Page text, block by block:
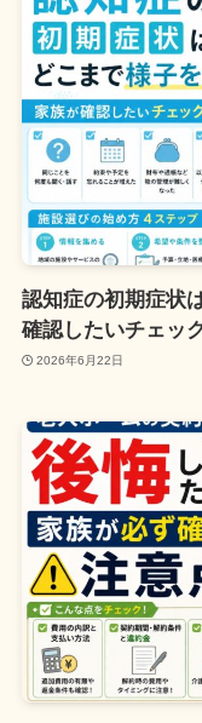
認知症の初期症状
確認したいチェッ
2026年6月22日